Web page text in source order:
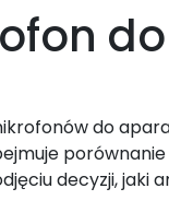
do
decyzji, jaki